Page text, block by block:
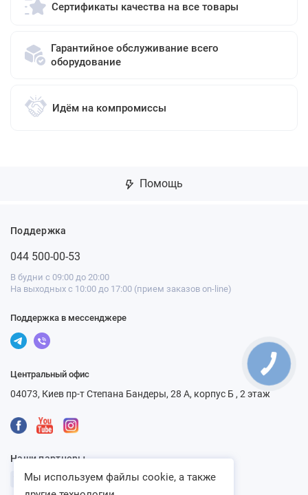
Сертификаты качества на все товары
Гарантийное обслуживание всего
оборудование
Идём на компромиссы
Помощь
Поддержка
044 500-00-53
В будни с 09:00 до 20:00
На выходных с 10:00 до 17:00 (прием заказов on-line)
Поддержка в мессенджере
Центральный офис
04073, Киев пр-т Степана Бандеры, 28 А, корпус Б , 2 этаж
Наши партнеры
Мы используем файлы cookie, а также